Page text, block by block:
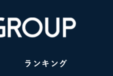
ランキング